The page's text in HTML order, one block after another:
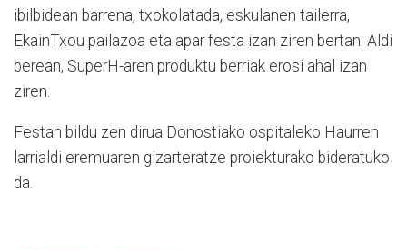
ibilbidean barrena, txokolatada, eskulanen tailerra,
EkainTxou pailazoa eta apar festa izan ziren bertan. Aldi
berean, SuperH-aren produktu berriak erosi ahal izan
ziren.
Festan bildu zen dirua Donostiako ospitaleko Haurren
larrialdi eremuaren gizarteratze proiekturako bideratuko
da.